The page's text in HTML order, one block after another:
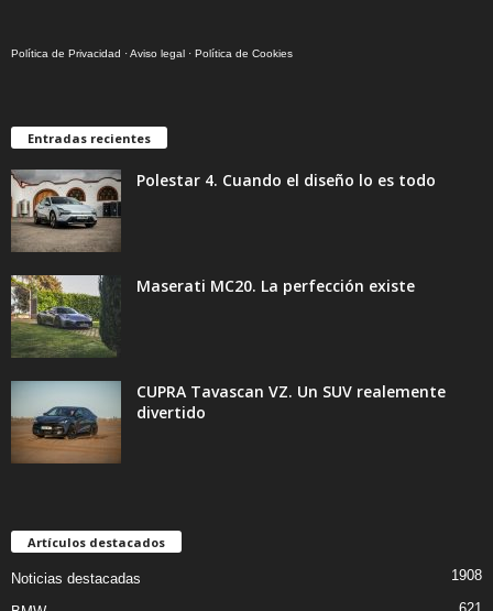
Política de Privacidad ·Aviso legal · Política de Cookies
Entradas recientes
Polestar 4. Cuando el diseño lo es todo
Maserati MC20. La perfección existe
CUPRA Tavascan VZ. Un SUV realemente
divertido
Artículos destacados
Noticias destacadas 1908